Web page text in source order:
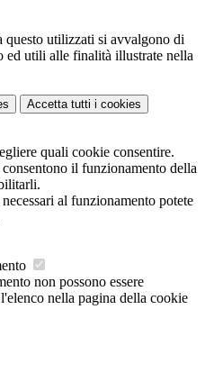
questo utilizzati si avvalgono di
ed utili alle finalità illustrate nella
Accetta tutti i cookies
quali cookie consentire.
il funzionamento della
al funzionamento potete
non possono essere
nella pagina della cookie